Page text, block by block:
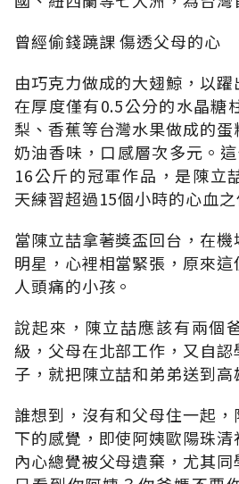
曾經偷錢蹺課 傷透父母的心
由巧克力做成的大翅鯨，以
在厚度僅有0.5公分的水晶糖
梨、香蕉等台灣水果做成的
奶油香味，口感層次多元。
16公斤的冠軍作品，是陳立
天練習超過15個小時的心血之
當陳立喆拿著獎盃回台，在
明星，心裡相當緊張，原來
人頭痛的小孩。
說起來，陳立喆應該有兩個
級，父母在北部工作，又自
子，就把陳立喆和弟弟送到高
誰想到，沒有和父母住一起
下的感覺，即使阿姨歐陽珠清
內心總覺被父母遺棄，尤其